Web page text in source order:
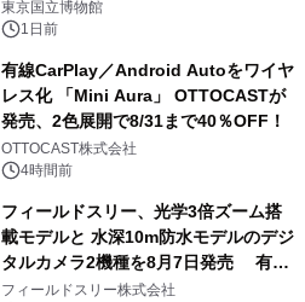
東京国立博物館
1日前
有線CarPlay／Android Autoをワイヤ
レス化 「Mini Aura」 OTTOCASTが
発売、2色展開で8/31まで40％OFF！
OTTOCAST株式会社
4時間前
フィールドスリー、光学3倍ズーム搭
載モデルと 水深10m防水モデルのデジ
タルカメラ2機種を8月7日発売 有効
約1300万画素、用途別に選べるコンデ
フィールドスリー株式会社